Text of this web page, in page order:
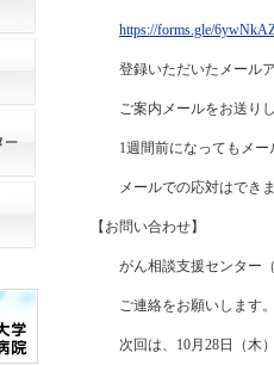
https://forms.gle/
登録いただいたメールア
ご案内メールをお送りし
1週間前になってもメー
メールでの応対はできま
【お問い合わせ】
がん相談支援センター（
ご連絡をお願いします。
次回は、10月28日（木）